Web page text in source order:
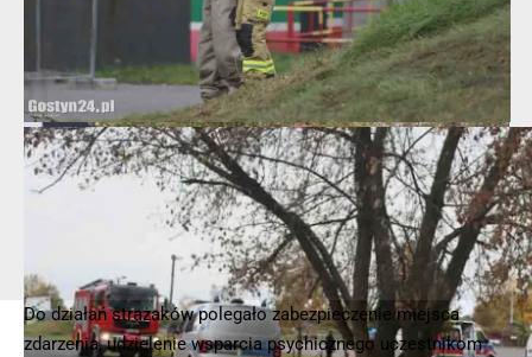
Do działań strażaków polegało zabezpieczenie miejsca
zdarzenia, udzielenie wsparcia psychicznego uczestnikom